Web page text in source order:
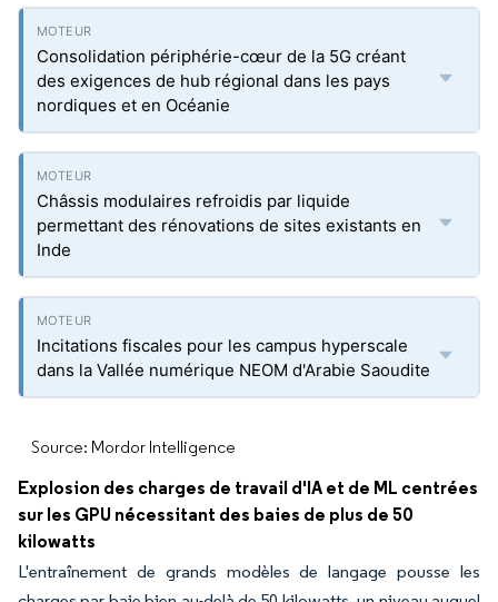
Consolidation périphérie-cœur de la 5G créant
des exigences de hub régional dans les pays
nordiques et en Océanie
Châssis modulaires refroidis par liquide
permettant des rénovations de sites existants en
Inde
Incitations fiscales pour les campus hyperscale
dans la Vallée numérique NEOM d'Arabie Saoudite
Source: Mordor Intelligence
Explosion des charges de travail d'IA et de ML centrées
sur les GPU nécessitant des baies de plus de 50
kilowatts
L'entraînement de grands modèles de langage pousse les